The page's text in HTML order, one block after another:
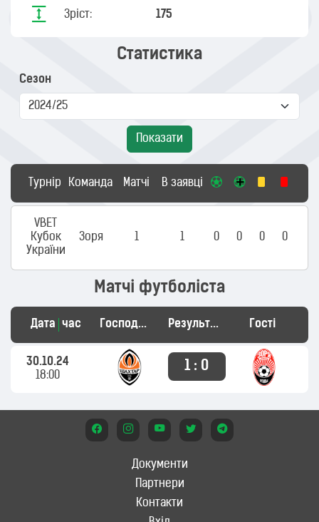
Зріст: 175
Статистика
Сезон
Показати
Турнір Команда Матчі В заявці
VBET
Кубок
України
Зоря 1 1 0 0 0 0
Матчі футболіста
Дата час Господарі Результат Гості
30.10.24
18:00
1 : 0
Документи
Партнери
Контакти